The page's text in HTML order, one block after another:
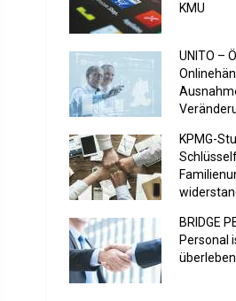
KMU
UNITO –
KPMG-
BRIDGE
Personal